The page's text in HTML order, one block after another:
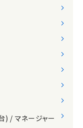
) / マネージャー